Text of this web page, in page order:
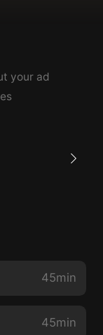
your ad
45min
45min